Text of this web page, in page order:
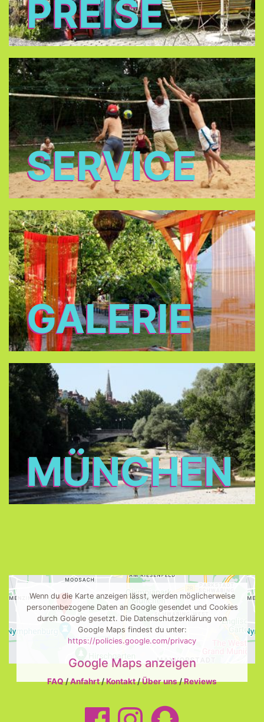
PREISE
SERVICE
GALERIE
MÜNCHEN
Wenn du die Karte anzeigen lässt, werden möglicherweise
personenbezogene Daten an Google gesendet und Cookies
durch Google gesetzt. Die Datenschutzerklärung von
Google Maps findest du unter:
https://policies.google.com/privacy
Google Maps anzeigen
FAQ/Anfahrt/Kontakt/Über uns/Reviews